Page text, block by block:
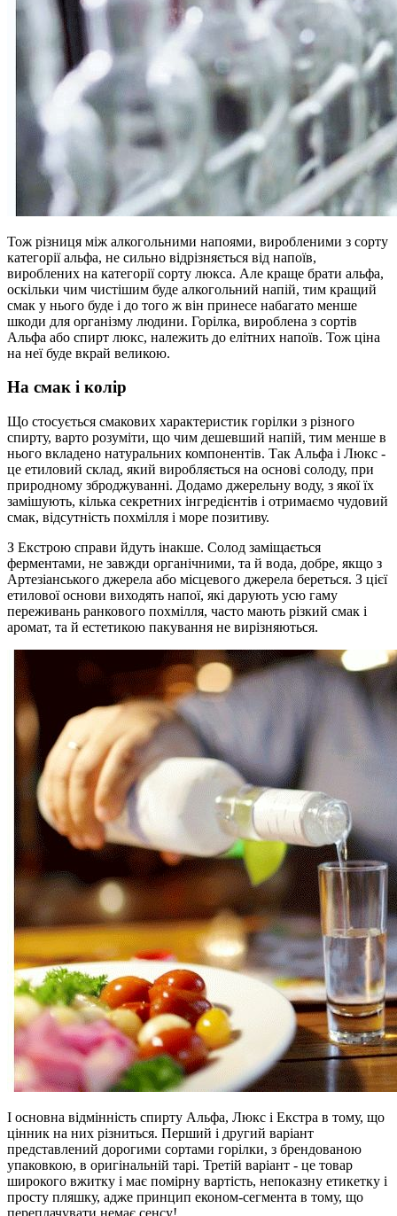
Тож різниця між алкогольними напоями, виробленими з сорту
категорії альфа, не сильно відрізняється від напоїв,
вироблених на категорії сорту люкса. Але краще брати альфа,
оскільки чим чистішим буде алкогольний напій, тим кращий
смак у нього буде і до того ж він принесе набагато менше
шкоди для організму людини. Горілка, вироблена з сортів
Альфа або спирт люкс, належить до елітних напоїв. Тож ціна
на неї буде вкрай великою.
На смак і колір
Що стосується смакових характеристик горілки з різного
спирту, варто розуміти, що чим дешевший напій, тим менше в
нього вкладено натуральних компонентів. Так Альфа і Люкс -
це етиловий склад, який виробляється на основі солоду, при
природному зброджуванні. Додамо джерельну воду, з якої їх
замішують, кілька секретних інгредієнтів і отримаємо чудовий
смак, відсутність похмілля і море позитиву.
З Екстрою справи йдуть інакше. Солод заміщається
ферментами, не завжди органічними, та й вода, добре, якщо з
Артезіанського джерела або місцевого джерела береться. З цієї
етилової основи виходять напої, які дарують усю гаму
переживань ранкового похмілля, часто мають різкий смак і
аромат, та й естетикою пакування не вирізняються.
І основна відмінність спирту Альфа, Люкс і Екстра в тому, що
цінник на них різниться. Перший і другий варіант
представлений дорогими сортами горілки, з брендованою
упаковкою, в оригінальній тарі. Третій варіант - це товар
широкого вжитку і має помірну вартість, непоказну етикетку і
просту пляшку, адже принцип економ-сегмента в тому, що
переплачувати немає сенсу!